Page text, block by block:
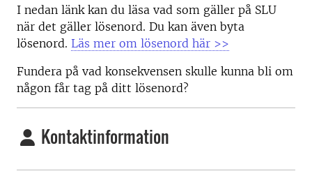
I nedan länk kan du läsa vad som gäller på SLU
när det gäller lösenord. Du kan även byta
lösenord. Läs mer om lösenord här >>
Fundera på vad konsekvensen skulle kunna bli om
någon får tag på ditt lösenord?
Kontaktinformation